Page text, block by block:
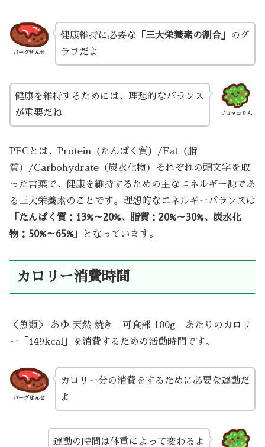
バーグせんせ
健康維持に必要な 「三大栄養素の割合」
のグ
ラフだよ
ブロッコりん
健康を維持するためには、理想的なバランス
が重要だね
PFCとは、Protein（たんぱく質）/Fat（脂
質）/Carbohydrate（炭水化物）それぞれの頭文字を取
った言葉で、健康を維持するための主なエネルギー源であ
る三大栄養素のことです。理想的なエネルギーバランスは
「たんぱく質：13%～20%、脂質：20%～30%、炭水化
物：50%～65%」
となっています。
カロリー消費時間
＜魚類＞ あゆ 天然 焼き「可食部 100g」あたりのカロリ
ー「149kcal」を消費するための活動時間です。
バーグせんせ
カロリー分の消費をするために必要な運動だ
よ
運動の時間は体重によって変わるよ